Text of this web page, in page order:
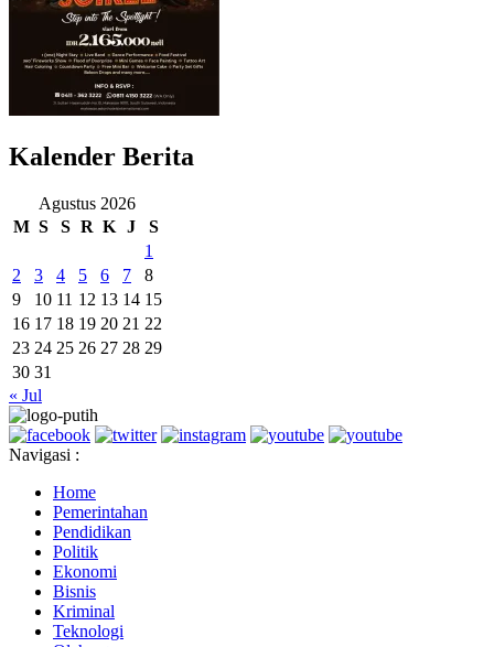
Kalender Berita
Agustus 2026
M S S R K J
S
1
2
3 4 5 6 7
8
9
10 11 12 13 14 15
16 17 18 19 20 21 22
23 24 25 26 27 28 29
30 31
« Jul
Navigasi :
Home
Pemerintahan
Pendidikan
Politik
Ekonomi
Bisnis
Kriminal
Teknologi